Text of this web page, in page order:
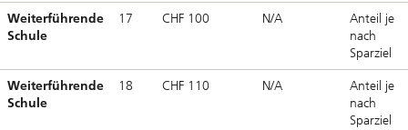
Weiterführende
Schule
17 CHF 100 N/A
Anteil je
nach
Sparziel
Weiterführende
Schule
18 CHF 110 N/A
Anteil je
nach
Sparziel